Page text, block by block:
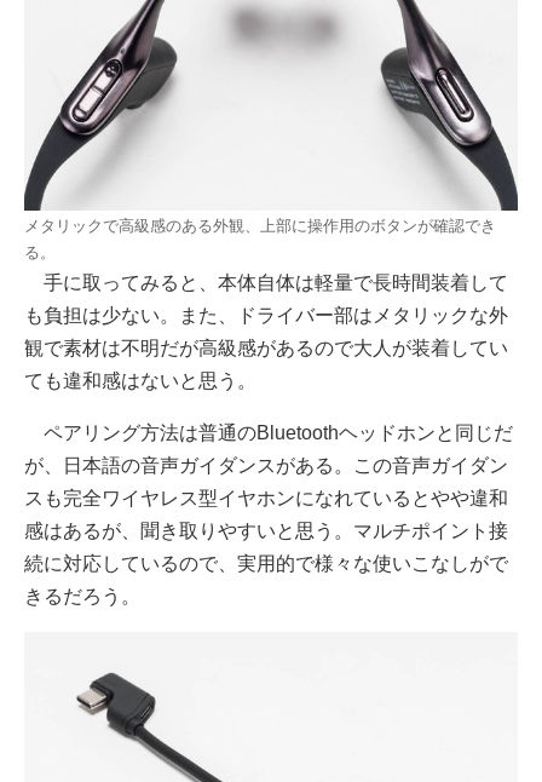
メタリックで高級感のある外観、上部に操作用のボタンが確認でき
る。
手に取ってみると、本体自体は軽量で長時間装着して
も負担は少ない。また、ドライバー部はメタリックな外
観で素材は不明だが高級感があるので大人が装着してい
ても違和感はないと思う。
ペアリング方法は普通のBluetoothヘッドホンと同じだ
が、日本語の音声ガイダンスがある。この音声ガイダン
スも完全ワイヤレス型イヤホンになれているとやや違和
感はあるが、聞き取りやすいと思う。マルチポイント接
続に対応しているので、実用的で様々な使いこなしがで
きるだろう。